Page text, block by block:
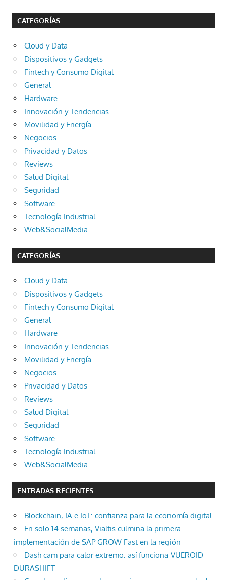
CATEGORÍAS
Cloud y Data
Dispositivos y Gadgets
Fintech y Consumo Digital
General
Hardware
Innovación y Tendencias
Movilidad y Energía
Negocios
Privacidad y Datos
Reviews
Salud Digital
Seguridad
Software
Tecnología Industrial
Web&SocialMedia
CATEGORÍAS
Cloud y Data
Dispositivos y Gadgets
Fintech y Consumo Digital
General
Hardware
Innovación y Tendencias
Movilidad y Energía
Negocios
Privacidad y Datos
Reviews
Salud Digital
Seguridad
Software
Tecnología Industrial
Web&SocialMedia
ENTRADAS RECIENTES
Blockchain, IA e IoT: confianza para la economía digital
En solo 14 semanas, Vialtis culmina la primera
implementación de SAP GROW Fast en la región
Dash cam para calor extremo: así funciona VUEROID
DURASHIFT